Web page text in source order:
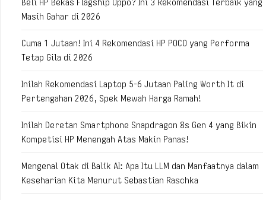
Masih Gahar di 2026
Cuma 1 Jutaan! Ini 4 Rekomendasi HP POCO yang Performa
Tetap Gila di 2026
Inilah Rekomendasi Laptop 5-6 Jutaan Paling Worth It di
Pertengahan 2026, Spek Mewah Harga Ramah!
Inilah Deretan Smartphone Snapdragon 8s Gen 4 yang Bikin
Kompetisi HP Menengah Atas Makin Panas!
Mengenal Otak di Balik AI: Apa Itu LLM dan Manfaatnya dalam
Keseharian Kita Menurut Sebastian Raschka